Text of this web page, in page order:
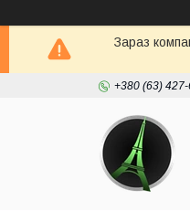
Зараз
+380 (63)